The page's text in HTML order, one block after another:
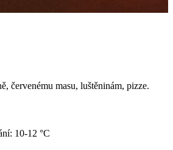
červenému masu, luštěninám, pizze.
10-12 °C